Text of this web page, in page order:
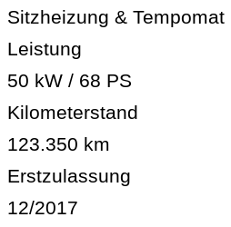
Sitzheizung & Tempomat
Leistung
50 kW / 68 PS
Kilometerstand
123.350 km
Erstzulassung
12/2017